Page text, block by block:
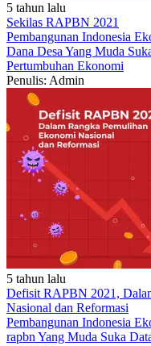
5 tahun lalu
Sekilas RAPBN 2021
Pembangunan Indonesia
Dana Desa Yang Muda
Pertumbuhan Ekonomi
Penulis: Admin
5 tahun lalu
Defisit RAPBN 2021,
Nasional dan Reformasi
Pembangunan Indonesia
rapbn Yang Muda Suka